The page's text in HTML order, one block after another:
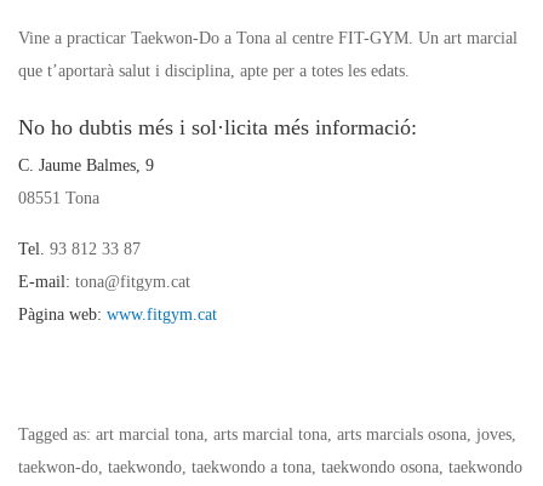
Vine a practicar Taekwon-Do a Tona al centre FIT-GYM. Un art marcial
que t’aportarà salut i disciplina, apte per a totes les edats.
No ho dubtis més i sol·licita més informació:
C. Jaume Balmes, 9
08551 Tona
Tel. 93 812 33 87
E-mail: tona@fitgym.cat
Pàgina web: www.fitgym.cat
Tagged as: art marcial tona, arts marcial tona, arts marcials osona, joves,
taekwon-do, taekwondo, taekwondo a tona, taekwondo osona, taekwondo